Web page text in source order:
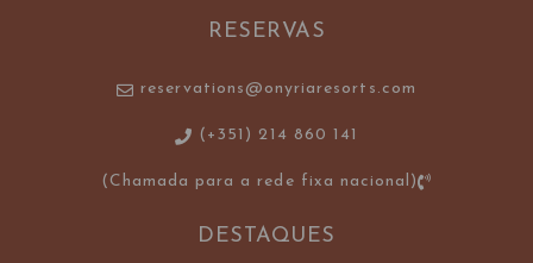
RESERVAS
reservations@onyriaresorts.com
(+351) 214 860 141
(Chamada para a rede fixa nacional)
DESTAQUES